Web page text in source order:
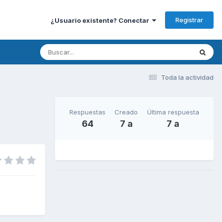
¿Usuario existente? Conectar Registrar
Toda la actividad
Respuestas
64
Creado
7 a
Última respuesta
7 a